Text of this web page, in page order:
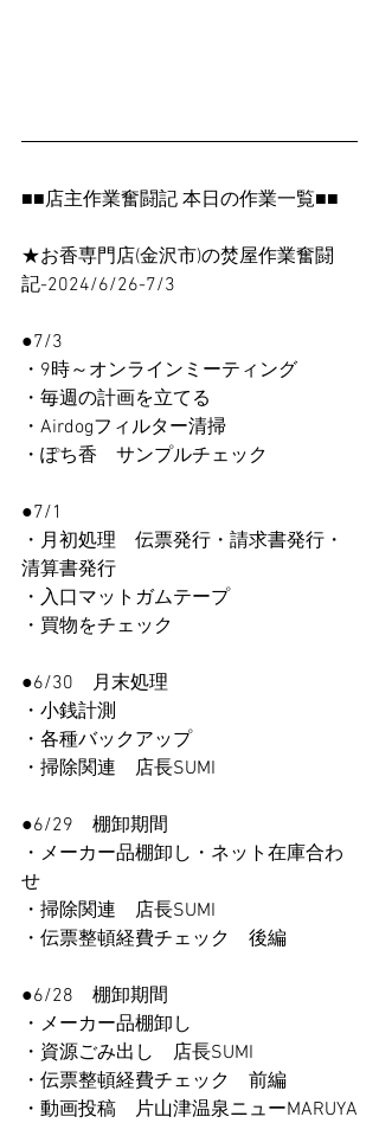
■■店主作業奮闘記 本日の作業一覧■■
★お香専門店(金沢市)の焚屋作業奮闘
記-2024/6/26-7/3
●7/3
・9時～オンラインミーティング
・毎週の計画を立てる
・Airdogフィルター清掃
・ぽち香　サンプルチェック
●7/1
・月初処理　伝票発行・請求書発行・
清算書発行
・入口マットガムテープ
・買物をチェック
●6/30　月末処理
・小銭計測
・各種バックアップ
・掃除関連　店長SUMI
●6/29　棚卸期間
・メーカー品棚卸し・ネット在庫合わ
せ
・掃除関連　店長SUMI
・伝票整頓経費チェック　後編
●6/28　棚卸期間
・メーカー品棚卸し
・資源ごみ出し　店長SUMI
・伝票整頓経費チェック　前編
・動画投稿　片山津温泉ニューMARUYA